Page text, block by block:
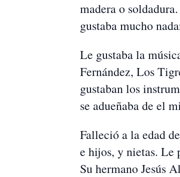
madera o
gustaba mucho
Le gustaba la
Fernández, Los
gustaban los
se adueñaba de el
Falleció a la edad
e hijos, y nietas. Le
Su hermano Jesús